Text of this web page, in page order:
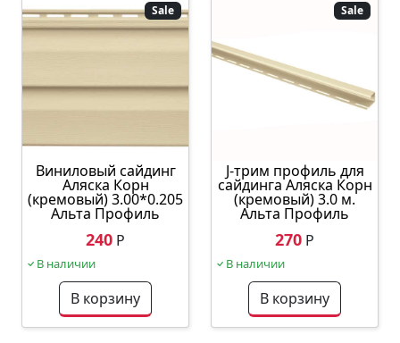
Sale
Виниловый сайдинг
Аляска Корн
(кремовый) 3.00*0.205
Альта Профиль
240 Р
В наличии
В корзину
Sale
J-трим профиль для
сайдинга Аляска Корн
(кремовый) 3.0 м.
Альта Профиль
270 Р
В наличии
В корзину